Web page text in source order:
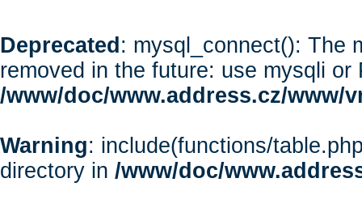
Deprecated : mysql_connect(): The
removed in the future: use mysqli or
/www/doc/www.address.cz/www/
Warning: include(functions/
directory in /www/doc/